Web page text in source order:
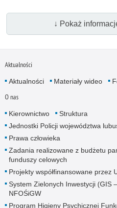
↓ Pokaż
Aktualności
Aktualności Materiały wideo
O nas
Kierownictwo
Struktura
Jednostki Policji województwa
Prawa człowieka
Zadania realizowane z budżetu
funduszy celowych
Projekty współfinansowane przez
System Zielonych Inwestycji (GIS
NFOŚiGW
Program Higieny Psychicznej